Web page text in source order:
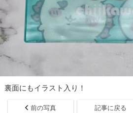
裏面にもイラスト入り！
前の写真 記事に戻る